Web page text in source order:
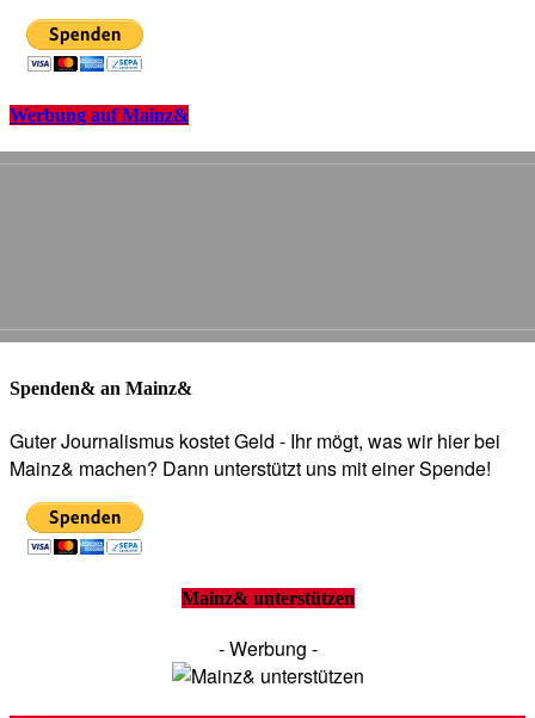
Werbung auf Mainz&
Spenden& an Mainz&
Guter Journalismus kostet Geld - Ihr mögt, was wir hier bei
Mainz& machen? Dann unterstützt uns mit einer Spende!
Mainz& unterstützen
- Werbung -